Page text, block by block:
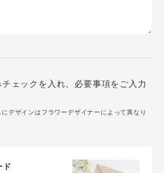
ェックを入れ、必要事項をご入力
デザインはフラワーデザイナーによって異なり
ド